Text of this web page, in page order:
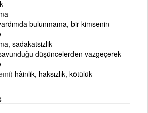
bulunmama, bir kimsenin
sadakatsizlik
düşüncelerden vazgeçerek
hâinlik, haksızlık, kötülük